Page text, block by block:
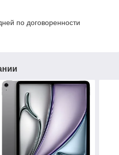
по договоренности